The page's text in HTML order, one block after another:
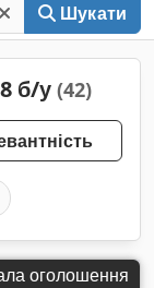
Шукати
б/у (42)
оголошення